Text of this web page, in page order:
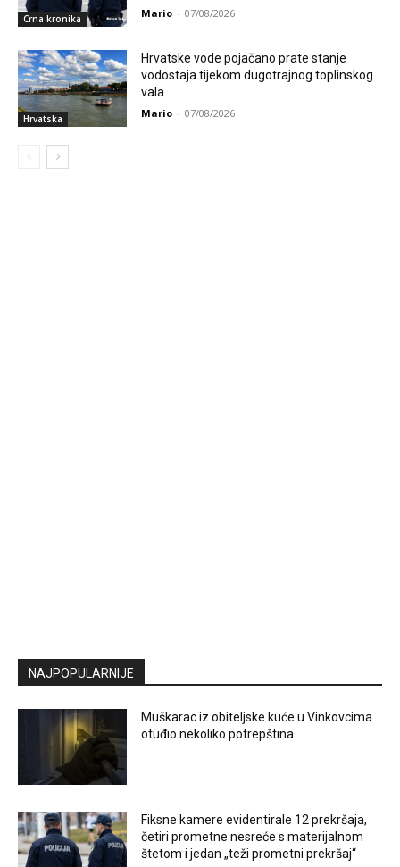
Crna kronika Mario - 07/08/2026
Hrvatska
Hrvatske vode pojačano prate stanje
vodostaja tijekom dugotrajnog toplinskog
vala
Mario - 07/08/2026
NAJPOPULARNIJE
Muškarac iz obiteljske kuće u Vinkovcima
otuđio nekoliko potrepština
Fiksne kamere evidentirale 12 prekršaja,
četiri prometne nesreće s materijalnom
štetom i jedan „teži prometni prekršaj“